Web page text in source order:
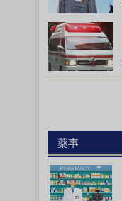
薬事